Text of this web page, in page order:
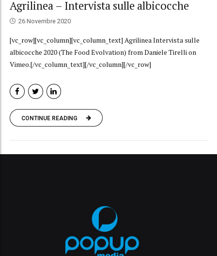
Agrilinea – Intervista sulle albicocche
26 Novembre 2020
[vc_row][vc_column][vc_column_text] Agrilinea Intervista sulle
albicocche 2020 (The Food Evolvation) from Daniele Tirelli on
Vimeo.[/vc_column_text][/vc_column][/vc_row]
CONTINUE READING